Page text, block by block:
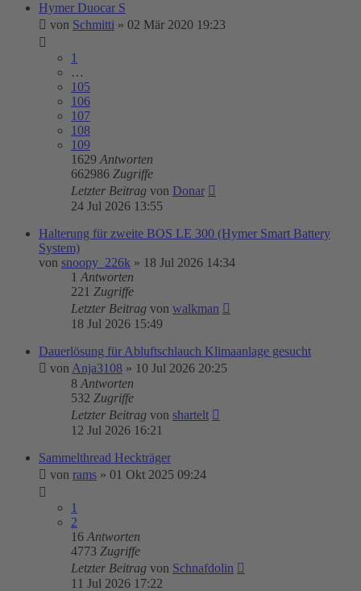
Hymer Duocar S
von Schmitti » 02 Mär 2020 19:23
1
…
105
106
107
108
109
1629 Antworten
662986 Zugriffe
Letzter Beitrag von Donar
24 Jul 2026 13:55
Halterung für zweite BOS LE 300 (Hymer Smart Battery
System)
von snoopy_226k » 18 Jul 2026 14:34
1 Antworten
221 Zugriffe
Letzter Beitrag von walkman
18 Jul 2026 15:49
Dauerlösung für Abluftschlauch Klimaanlage gesucht
von Anja3108 » 10 Jul 2026 20:25
8 Antworten
532 Zugriffe
Letzter Beitrag von shartelt
12 Jul 2026 16:21
Sammelthread Heckträger
von rams » 01 Okt 2025 09:24
1
2
16 Antworten
4773 Zugriffe
Letzter Beitrag von Schnafdolin
11 Jul 2026 17:22